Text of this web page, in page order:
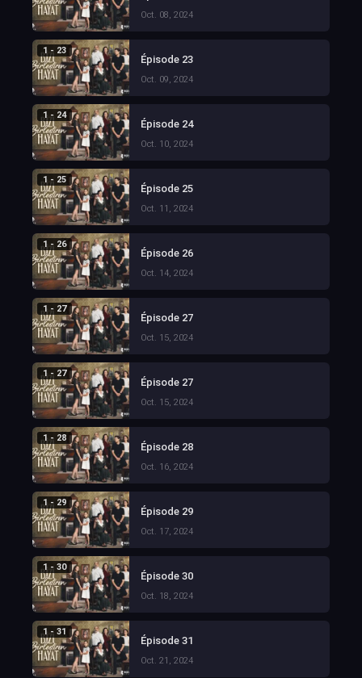
Oct. 08, 2024
1 - 23
Épisode 23
Oct. 09, 2024
1 - 24
Épisode 24
Oct. 10, 2024
1 - 25
Épisode 25
Oct. 11, 2024
1 - 26
Épisode 26
Oct. 14, 2024
1 - 27
Épisode 27
Oct. 15, 2024
1 - 27
Épisode 27
Oct. 15, 2024
1 - 28
Épisode 28
Oct. 16, 2024
1 - 29
Épisode 29
Oct. 17, 2024
1 - 30
Épisode 30
Oct. 18, 2024
1 - 31
Épisode 31
Oct. 21, 2024